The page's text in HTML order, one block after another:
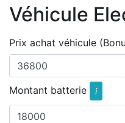
Véhicule
Prix achat véhicule
Montant batterie
i